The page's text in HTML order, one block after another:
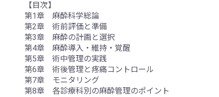
【目次】
第1章 麻酔科学総論
第2章 術前評価と準備
第3章 麻酔の計画と選択
第4章 麻酔導入・維持・覚醒
第5章 術中管理の実践
第6章 術後管理と疼痛コントロール
第7章 モニタリング
第8章 各診療科別の麻酔管理のポイント